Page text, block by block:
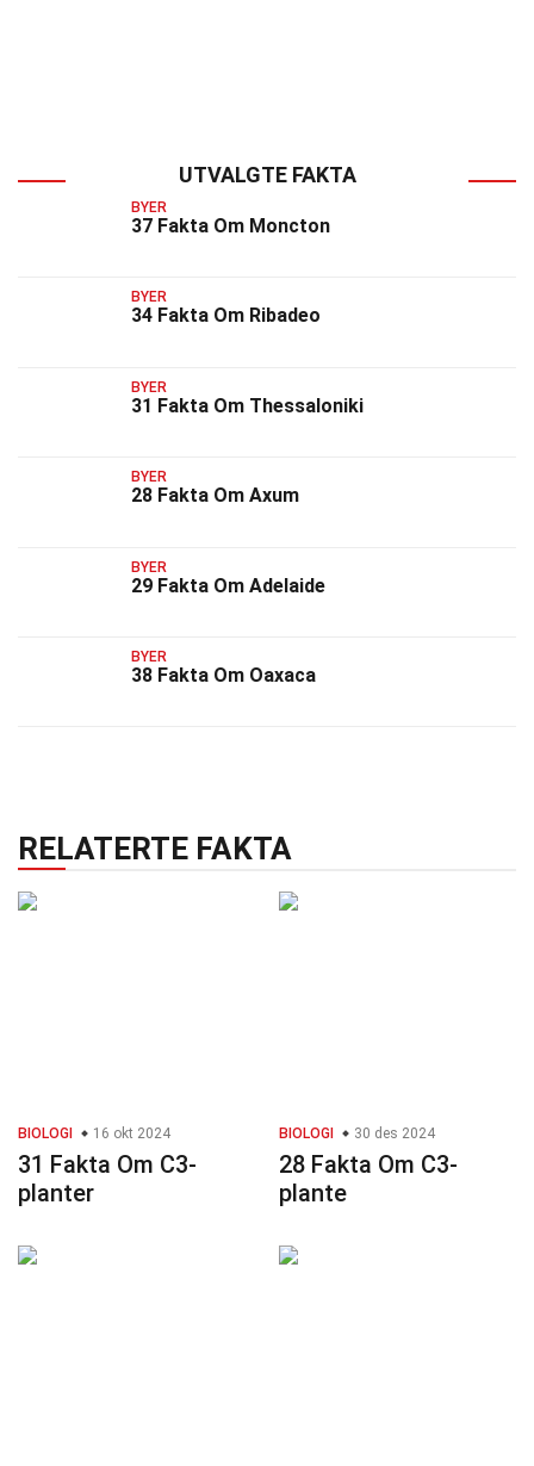
UTVALGTE FAKTA
BYER
37 Fakta Om Moncton
BYER
34 Fakta Om Ribadeo
BYER
31 Fakta Om Thessaloniki
BYER
28 Fakta Om Axum
BYER
29 Fakta Om Adelaide
BYER
38 Fakta Om Oaxaca
RELATERTE FAKTA
BIOLOGI 16 okt 2024
31 Fakta Om C3-
planter
BIOLOGI 30 des 2024
28 Fakta Om C3-
plante